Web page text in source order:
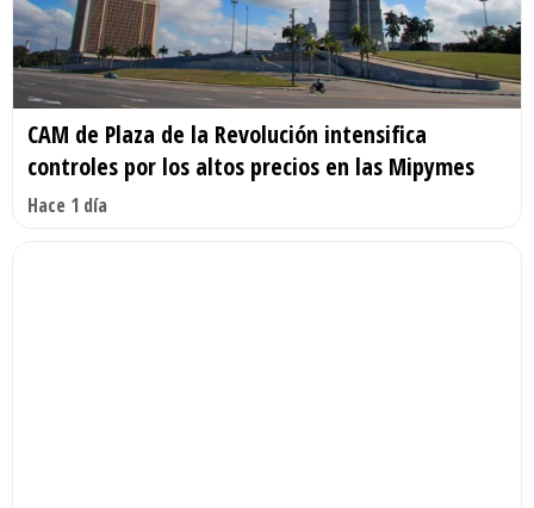
CAM de Plaza de la Revolución intensifica
controles por los altos precios en las Mipymes
Hace 1 día